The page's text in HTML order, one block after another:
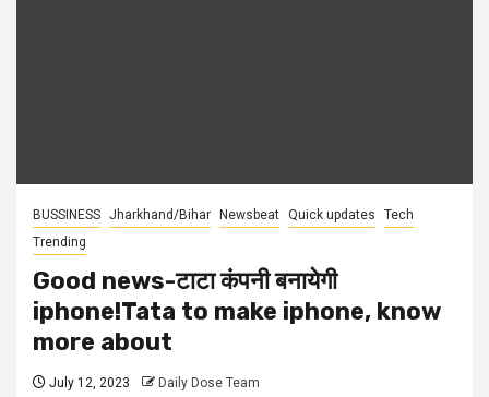
BUSSINESS Jharkhand/Bihar Newsbeat Quick updates
Tech
Trending
Good news-टाटा कंपनी बनायेगी
iphone!Tata to make iphone, know
more about
July 12, 2023 Daily Dose Team